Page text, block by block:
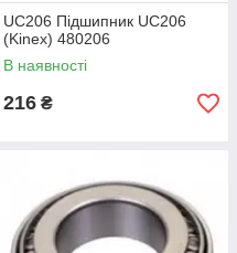
UC206 Підшипник UC206
(Kinex) 480206
В наявності
216 ₴